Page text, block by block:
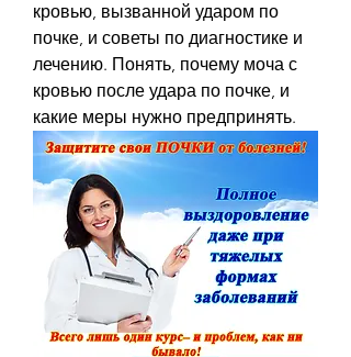
кровью, вызванной ударом по
почке, и советы по диагностике и
лечению. Понять, почему моча с
кровью после удара по почке, и
какие меры нужно предпринять.